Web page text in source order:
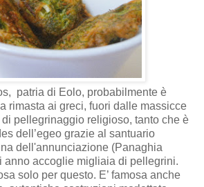
patria di Eolo, probabilmente è
rimasta ai greci, fuori dalle massicce
di pellegrinaggio religioso, tanto che è
dell’egeo grazie al santuario
dell'annunciazione (Panaghia
anno accoglie migliaia di pellegrini.
solo per questo. E’ famosa anche